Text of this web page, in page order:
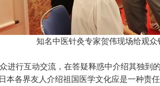
知名中医针灸专家贺伟现场给观众
进行互动交流，在答疑释惑中介绍其独到
本各界友人介绍祖国医学文化应是一种责